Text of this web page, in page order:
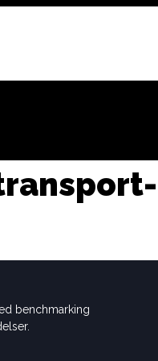
benchmarking